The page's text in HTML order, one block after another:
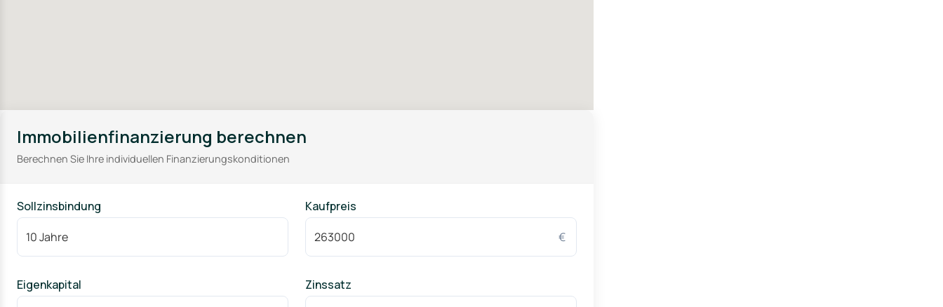
Immobilienfinanzierung berechnen
Berechnen Sie Ihre individuellen Finanzierungskonditionen
Sollzinsbindung
Kaufpreis
€
Eigenkapital
Zinssatz